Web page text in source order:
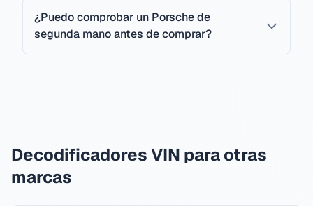
¿Puedo comprobar un Porsche de
segunda mano antes de comprar?
Decodificadores VIN para otras
marcas